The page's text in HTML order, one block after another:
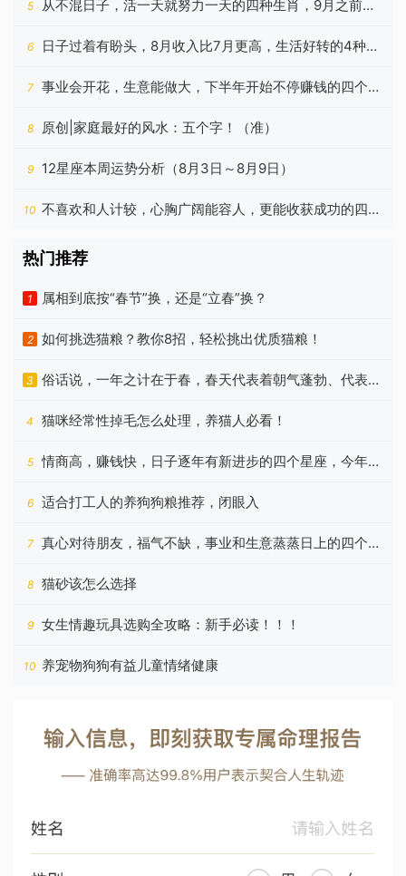
5
从不混日子，活一天就努力一天的四种生肖，9月之前苦
尽甘来
6
日子过着有盼头，8月收入比7月更高，生活好转的4种属
相
7
事业会开花，生意能做大，下半年开始不停赚钱的四个星
座
8 原创|家庭最好的风水：五个字！（准）
9 12星座本周运势分析（8月3日～8月9日）
10 不喜欢和人计较，心胸广阔能容人，更能收获成功的四个
热门推荐
1 属相到底按“春节”换，还是“立春”换？
2 如何挑选猫粮？教你8招，轻松挑出优质猫粮！
3
俗话说，一年之计在于春，春天代表着朝气蓬勃、代表着
希望
4 猫咪经常性掉毛怎么处理，养猫人必看！
5
情商高，赚钱快，日子逐年有新进步的四个星座，今年更
好
6 适合打工人的养狗狗粮推荐，闭眼入
7
真心对待朋友，福气不缺，事业和生意蒸蒸日上的四个星
座
8 猫砂该怎么选择
9 女生情趣玩具选购全攻略：新手必读！！！
10 养宠物狗狗有益儿童情绪健康